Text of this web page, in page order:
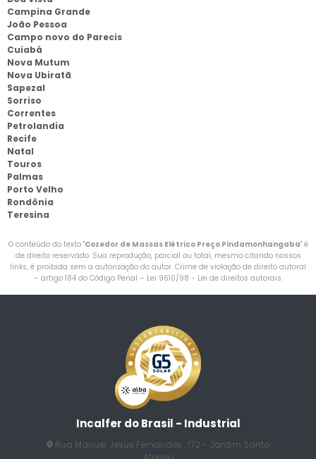
Campina Grande
João Pessoa
Campo novo do Parecis
Cuiabá
Nova Mutum
Nova Ubiratã
Sapezal
Sorriso
Correntes
Petrolandia
Recife
Natal
Touros
Palmas
Porto Velho
Rondônia
Teresina
O conteúdo do texto "Cozedor de Massas Elétrico Preço Pindamonhangaba" é
de direito reservado. Sua reprodução, parcial ou total, mesmo citando nossos
links, é proibida sem a autorização do autor. Crime de violação de direito autoral
– artigo 184 do Código Penal – Lei 9610/98 - Lei de direitos autorais.
Incalfer do Brasil - Industrial
Rua Manuel Jesus Fernandes , 172 - Jardim Santo